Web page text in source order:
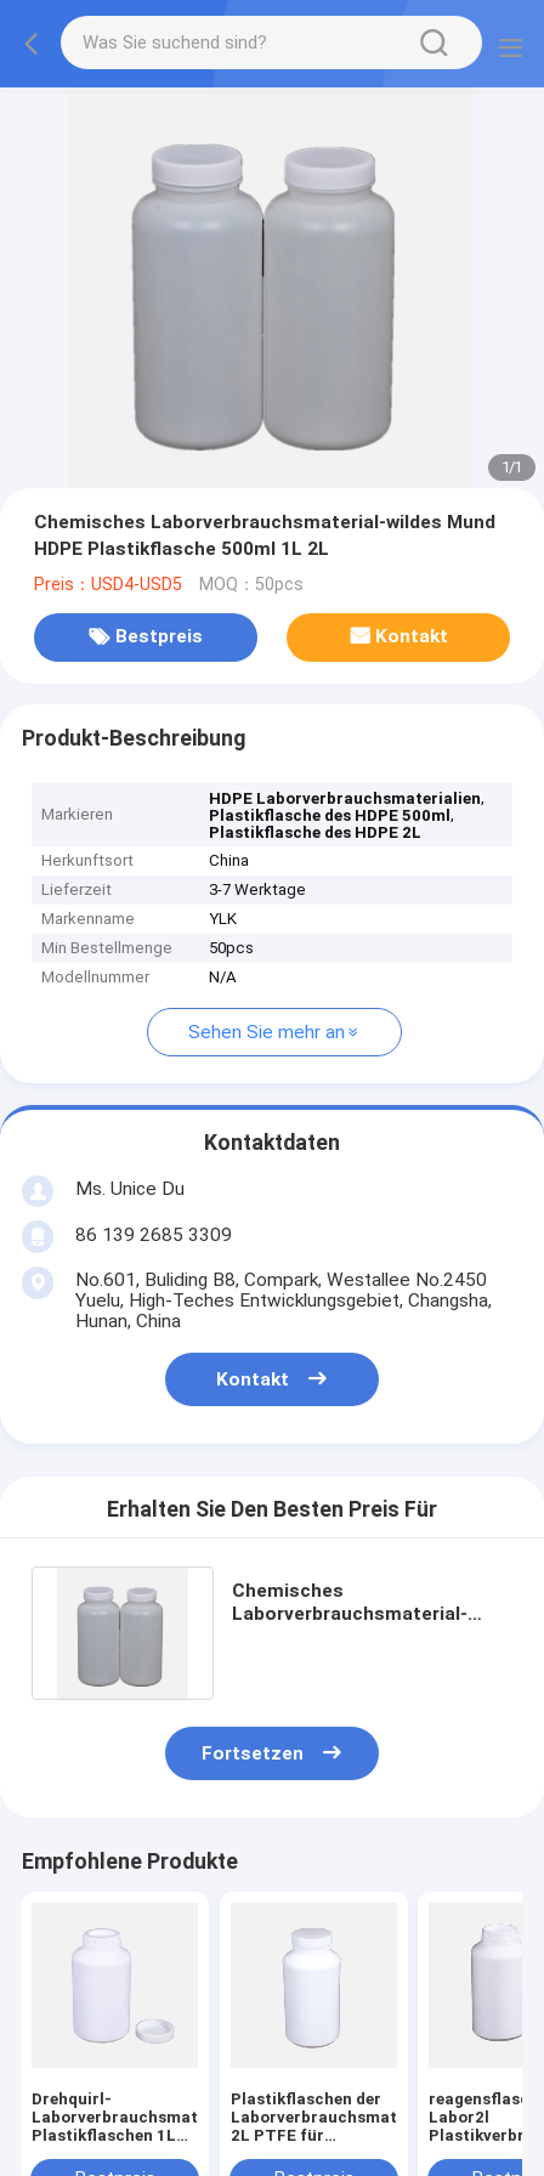
1/1
Chemisches Laborverbrauchsmaterial-wildes Mund
HDPE Plastikflasche 500ml 1L 2L
Preis：USD4-USD5 MOQ：50pcs
Bestpreis Kontakt
Produkt-Beschreibung
Markieren
HDPE Laborverbrauchsmaterialien,
Plastikflasche des HDPE 500ml,
Plastikflasche des HDPE 2L
Herkunftsort
China
Lieferzeit
3-7 Werktage
Markenname
YLK
Min Bestellmenge
50pcs
Modellnummer
N/A
Sehen Sie mehr an
Kontaktdaten
Ms. Unice Du
86 139 2685 3309
No.601, Buliding B8, Compark, Westallee No.2450
Yuelu, High-Teches Entwicklungsgebiet, Changsha,
Hunan, China
Kontakt
Erhalten Sie Den Besten Preis Für
Chemisches
Laborverbrauchsmaterial-
Fortsetzen
Empfohlene Produkte
Drehquirl-
Laborverbrauchsmaterialien,
Plastikflaschen 1L
Plastikflaschen der
Laborverbrauchsmaterial-
2L PTFE für
Schüttel-Apparat
Labor2l
Schrauben-